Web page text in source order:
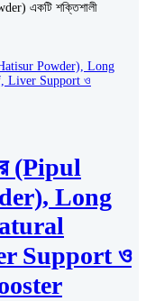
একটি শক্তিশালী
(Pipul
Long
Support ও